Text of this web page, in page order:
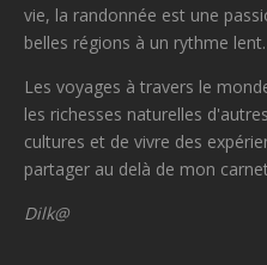
vie, la randonnée est une
belles régions à un rythme lent.
Les voyages à travers le
les richesses naturelles
cultures et de vivre des
partager au delà de mon
Dilk@